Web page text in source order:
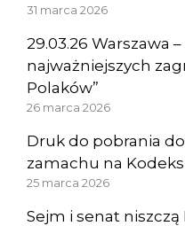
31 marca 2026
29.03.26 Warszawa
najważniejszych
Polaków”
26 marca 2026
Druk do pobrania
zamachu na
25 marca 2026
Sejm i senat